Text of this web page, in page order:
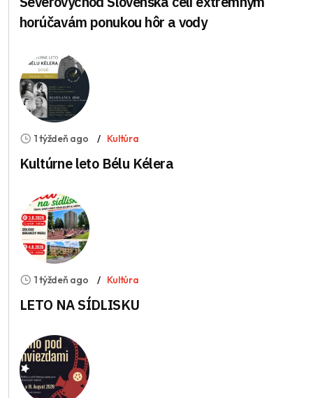
horúčavám ponukou hôr a vody
1 týždeň ago Kultúra
Kultúrne leto Bélu Kélera
1 týždeň ago Kultúra
LETO NA SÍDLISKU